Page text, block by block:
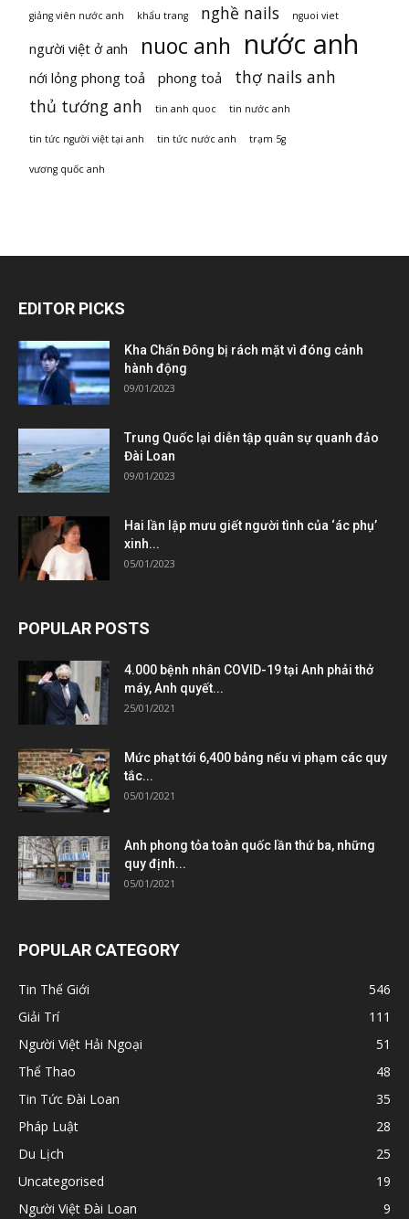
giảng viên nước anh khẩu trang nghề nails nguoi viet
người việt ở anh nuoc anh nước anh
nới lỏng phong toả phong toả
thợ nails anh
thủ tướng anh
tin anh quoc tin nước anh
tin tức người việt tại anh tin tức nước anh trạm 5g
vương quốc anh
EDITOR PICKS
Kha Chấn Đông bị rách mặt vì đóng cảnh
hành động
09/01/2023
Trung Quốc lại diễn tập quân sự quanh đảo
Đài Loan
09/01/2023
Hai lần lập mưu giết người tình của ‘ác phụ’
xinh...
05/01/2023
POPULAR POSTS
4.000 bệnh nhân COVID-19 tại Anh phải thở
máy, Anh quyết...
25/01/2021
Mức phạt tới 6,400 bảng nếu vi phạm các quy
tắc...
05/01/2021
Anh phong tỏa toàn quốc lần thứ ba, những
quy định...
05/01/2021
POPULAR CATEGORY
Tin Thế Giới
546
Giải Trí
111
Người Việt Hải Ngoại
51
Thể Thao
48
Tin Tức Đài Loan
35
Pháp Luật
28
Du Lịch
25
Uncategorised
19
Người Việt Đài Loan
9